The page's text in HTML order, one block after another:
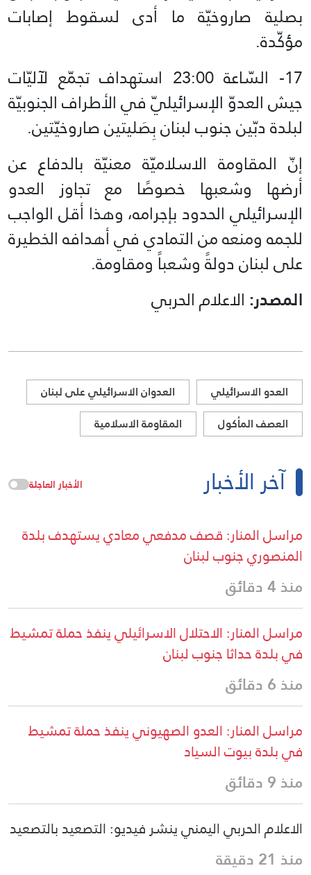
بصلية صاروخيّة ما أدى لسقوط إصابات
مؤكّدة.
17- السّاعة 23:00 استهداف تجمّع لآليّات
جيش العدوّ الإسرائيليّ في الأطراف الجنوبيّة
لبلدة دبّين جنوب لبنان بِصَليتين صاروخيّتين.
إنّ المقاومة الاسلاميّة معنيّة بالدفاع عن
أرضها وشعبها خصوصًا مع تجاوز العدو
الإسرائيلي الحدود بإجرامه، وهذا أقل الواجب
للجمه ومنعه من التمادي في أهدافه الخطيرة
على لبنان دولةً وشعباً ومقاومة.
المصدر: الاعلام الحربي
العدو الاسرائيلي
العدوان الاسرائيلي على لبنان
العصف المأكول
المقاومة الاسلامية
آخر الأخبار الأخبار العاجلة
مراسل المنار: قصف مدفعي معادي يستهدف بلدة
المنصوري جنوب لبنان
منذ 4 دقائق
مراسل المنار: الاحتلال الاسرائيلي ينفذ حملة تمشيط
في بلدة حداثا جنوب لبنان
منذ 6 دقائق
مراسل المنار: العدو الصهيوني ينفذ حملة تمشيط
في بلدة بيوت السياد
منذ 9 دقائق
الاعلام الحربي اليمني ينشر فيديو: التصعيد بالتصعيد
منذ 21 دقيقة